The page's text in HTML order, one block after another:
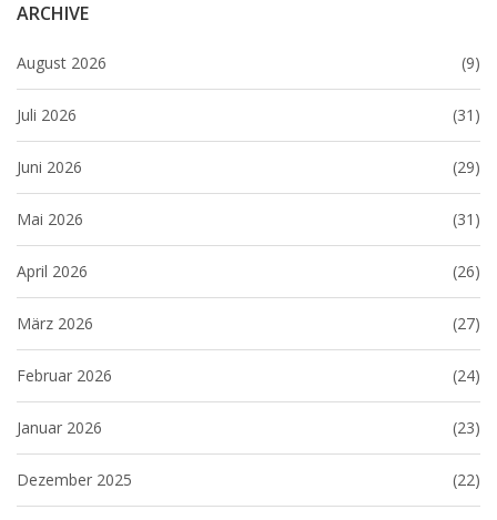
ARCHIVE
August 2026 (9)
Juli 2026 (31)
Juni 2026 (29)
Mai 2026 (31)
April 2026 (26)
März 2026 (27)
Februar 2026 (24)
Januar 2026 (23)
Dezember 2025 (22)